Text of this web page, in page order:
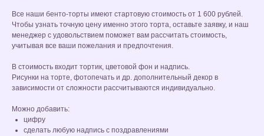
Все наши бенто-торты имеют стартовую стоимость от 1 600 рублей.
Чтобы узнать точную цену именно этого торта, оставьте заявку, и наш
менеджер с удовольствием поможет вам рассчитать стоимость,
учитывая все ваши пожелания и предпочтения.
В стоимость входит тортик, цветовой фон и надпись.
Рисунки на торте, фотопечать и др. дополнительный декор в
зависимости от сложности рассчитываются индивидуально.
Можно добавить:
цифру
сделать любую надпись с поздравлениями